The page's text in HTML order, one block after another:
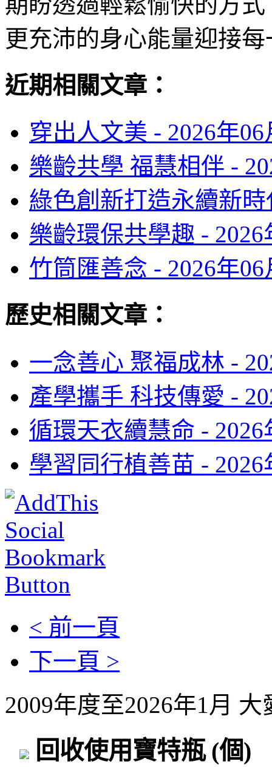
更充沛的身心能量迎接每
近期相關文章：
穿出人文美 - 2026年
樂齡共學 福慧相伴 -
綠色創新打造永續新
樂齡環保共學趣 - 2026
竹筒匯善念 - 2026年
歷史相關文章：
一念善心 聚福成林 -
產學攜手 科技傳愛 -
循環天衣續慧命 - 2026
學習同行植善苗 - 2026
< 前一頁
下一頁 >
2009年度至2026年1月
回收使用寶特瓶 (個)